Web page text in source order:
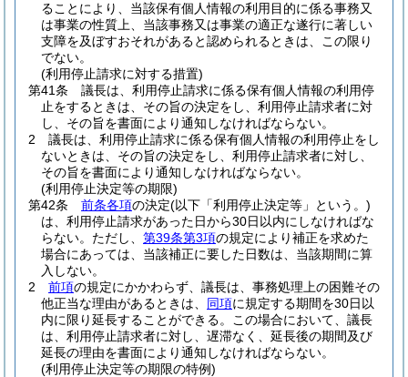
ることにより、当該保有個人情報の利用目的に係る事務又
は事業の性質上、当該事務又は事業の適正な遂行に著しい
支障を及ぼすおそれがあると認められるときは、この限り
でない。
(利用停止請求に対する措置)
第41条
議長は、利用停止請求に係る保有個人情報の利用停
止をするときは、その旨の決定をし、利用停止請求者に対
し、その旨を書面により通知しなければならない。
2
議長は、利用停止請求に係る保有個人情報の利用停止をし
ないときは、その旨の決定をし、利用停止請求者に対し、
その旨を書面により通知しなければならない。
(利用停止決定等の期限)
第42条
前条各項の決定(以下「利用停止決定等」という。)
は、利用停止請求があった日から30日以内にしなければな
らない。 ただし、 第39条第3項の規定により補正を求めた
場合にあっては、当該補正に要した日数は、当該期間に算
入しない。
2
前項の規定にかかわらず、議長は、事務処理上の困難その
他正当な理由があるときは、 同項に規定する期間を30日以
内に限り延長することができる。
この場合において、議長
は、利用停止請求者に対し、遅滞なく、延長後の期間及び
延長の理由を書面により通知しなければならない。
(利用停止決定等の期限の特例)